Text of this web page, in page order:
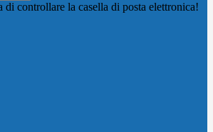
di controllare la casella di posta elettronica!